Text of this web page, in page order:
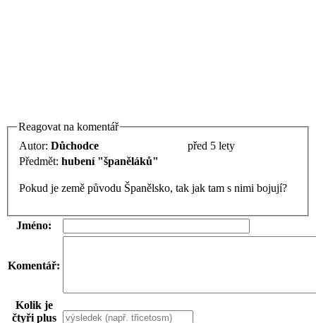
Reagovat na komentář
Autor: Důchodce
před 5 lety
Předmět: hubení "španěláků"
Pokud je země původu Španělsko, tak jak tam s nimi bojují?
Jméno:
Komentář:
Kolik je
čtyři plus